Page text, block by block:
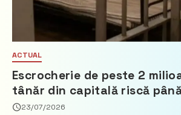
ACTUAL
Escrocherie de peste 2
tânăr din capitală riscă
închisoare
23/07/2026